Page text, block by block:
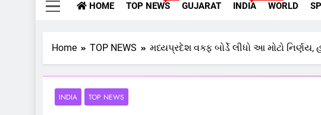
HOME TOP NEWS GUJARAT INDIA WORLD
Home TOP NEWS મધ્યપ્રદેશ વક્ફ બોર્ડે લીધો આ મોટો
INDIA TOP NEWS